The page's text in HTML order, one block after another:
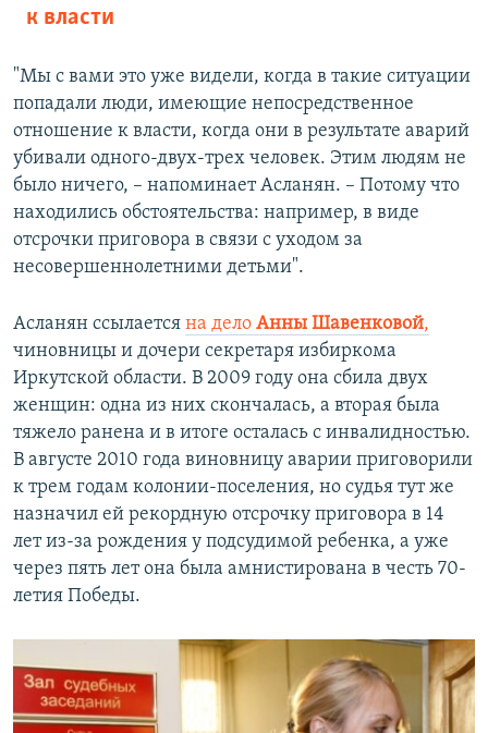
к власти
"Мы с вами это уже видели, когда в такие ситуации
попадали люди, имеющие непосредственное
отношение к власти, когда они в результате аварий
убивали одного-двух-трех человек. Этим людям не
было ничего, – напоминает Асланян. – Потому что
находились обстоятельства: например, в виде
отсрочки приговора в связи с уходом за
несовершеннолетними детьми".
Асланян ссылается на дело Анны Шавенковой,
чиновницы и дочери секретаря избиркома
Иркутской области. В 2009 году она сбила двух
женщин: одна из них скончалась, а вторая была
тяжело ранена и в итоге осталась с инвалидностью.
В августе 2010 года виновницу аварии приговорили
к трем годам колонии-поселения, но судья тут же
назначил ей рекордную отсрочку приговора в 14
лет из-за рождения у подсудимой ребенка, а уже
через пять лет она была амнистирована в честь 70-
летия Победы.